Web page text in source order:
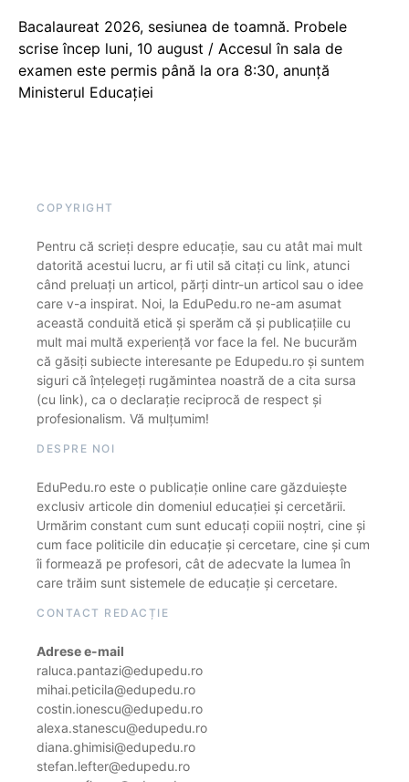
Bacalaureat 2026, sesiunea de toamnă. Probele
scrise încep luni, 10 august / Accesul în sala de
examen este permis până la ora 8:30, anunță
Ministerul Educației
COPYRIGHT
Pentru că scrieți despre educație, sau cu atât mai mult
datorită acestui lucru, ar fi util să citați cu link, atunci
când preluați un articol, părți dintr-un articol sau o idee
care v-a inspirat. Noi, la EduPedu.ro ne-am asumat
această conduită etică și sperăm că și publicațiile cu
mult mai multă experiență vor face la fel. Ne bucurăm
că găsiți subiecte interesante pe Edupedu.ro și suntem
siguri că înțelegeți rugămintea noastră de a cita sursa
(cu link), ca o declarație reciprocă de respect și
profesionalism. Vă mulțumim!
DESPRE NOI
EduPedu.ro este o publicație online care găzduiește
exclusiv articole din domeniul educației și cercetării.
Urmărim constant cum sunt educați copiii noștri, cine și
cum face politicile din educație și cercetare, cine și cum
îi formează pe profesori, cât de adecvate la lumea în
care trăim sunt sistemele de educație și cercetare.
CONTACT REDACȚIE
Adrese e-mail
raluca.pantazi@edupedu.ro
mihai.peticila@edupedu.ro
costin.ionescu@edupedu.ro
alexa.stanescu@edupedu.ro
diana.ghimisi@edupedu.ro
stefan.lefter@edupedu.ro